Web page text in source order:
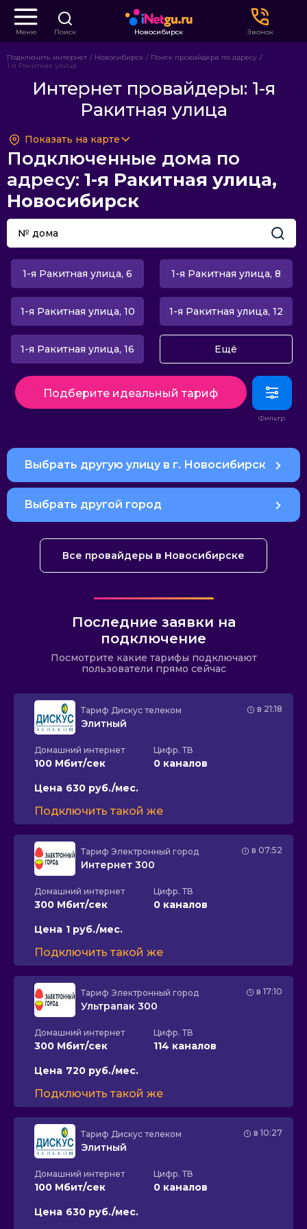
Меню Поиск Новосибирск Звонок
Подключить интернет Новосибирск
Поиск провайдера по адресу
1-я Ракитная улица
Интернет провайдеры: 1-я
Ракитная улица
Показать на карте
Подключенные дома по
адресу: 1-я Ракитная улица,
Новосибирск
1-я Ракитная улица, 6 1-я Ракитная улица, 8
1-я Ракитная улица, 10 1-я Ракитная улица, 12
1-я Ракитная улица, 16 Ещё
Подберите идеальный тариф
Выбрать другую улицу в г. Новосибирск
Выбрать другой город
Все провайдеры в Новосибирске
Последние заявки на
подключение
Посмотрите какие тарифы подключают
пользователи прямо сейчас
в 21:18
Тариф Дискус телеком
Элитный
Домашний интернет
100 Мбит/сек
Цифр. ТВ
0 каналов
Цена 630 руб./мес.
Подключить такой же
в 07:52
Тариф Электронный город
Интернет 300
Домашний интернет
300 Мбит/сек
Цифр. ТВ
0 каналов
Цена 1 руб./мес.
Подключить такой же
в 17:10
Тариф Электронный город
Ультрапак 300
Домашний интернет
300 Мбит/сек
Цифр. ТВ
114 каналов
Цена 720 руб./мес.
Подключить такой же
в 10:27
Тариф Дискус телеком
Элитный
Домашний интернет
100 Мбит/сек
Цифр. ТВ
0 каналов
Цена 630 руб./мес.